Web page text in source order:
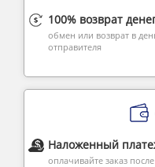
100% возврат
обмен или возврат в
отправителя
Наложенный
оплачивайте заказ